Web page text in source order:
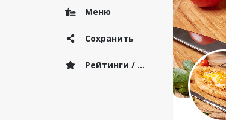
Меню
Сохранить
Рейтинги / Отзывы